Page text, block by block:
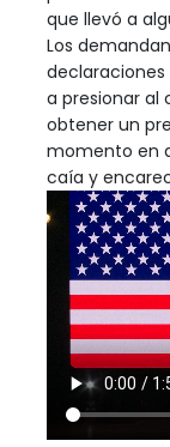
que llevó a
Los
a presionar al
obtener un
momento en
caía y